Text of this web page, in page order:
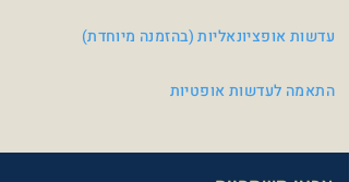
עדשות אופציונאליות (בהזמנה מיוחדת)
התאמה לעדשות אופטיות